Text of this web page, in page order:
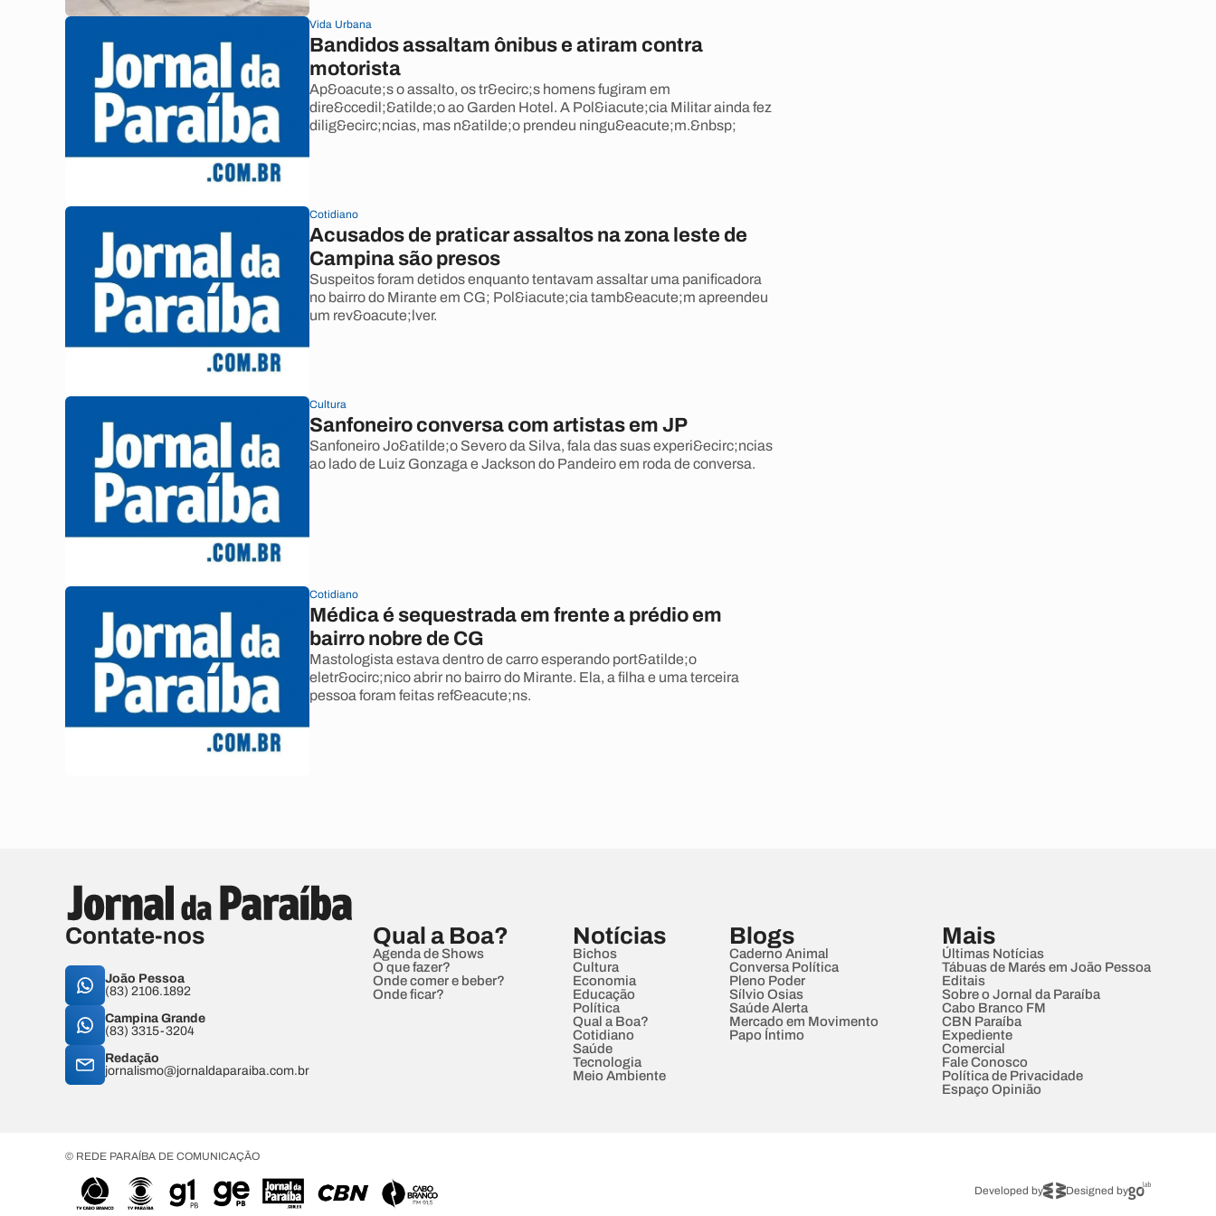
Vida Urbana
Bandidos assaltam ônibus e atiram contra
motorista
Ap&oacute;s o assalto, os tr&ecirc;s homens fugiram em
dire&ccedil;&atilde;o ao Garden Hotel. A Pol&iacute;cia Militar ainda fez
dilig&ecirc;ncias, mas n&atilde;o prendeu ningu&eacute;m.&nbsp;
Cotidiano
Acusados de praticar assaltos na zona leste de
Campina são presos
Suspeitos foram detidos enquanto tentavam assaltar uma panificadora
no bairro do Mirante em CG; Pol&iacute;cia tamb&eacute;m apreendeu
um rev&oacute;lver.
Cultura
Sanfoneiro conversa com artistas em JP
Sanfoneiro Jo&atilde;o Severo da Silva, fala das suas experi&ecirc;ncias
ao lado de Luiz Gonzaga e Jackson do Pandeiro em roda de conversa.
Cotidiano
Médica é sequestrada em frente a prédio em
bairro nobre de CG
Mastologista estava dentro de carro esperando port&atilde;o
eletr&ocirc;nico abrir no bairro do Mirante. Ela, a filha e uma terceira
pessoa foram feitas ref&eacute;ns.
Contate-nos
João Pessoa
(83) 2106.1892
Campina Grande
(83) 3315-3204
Redação
jornalismo@jornaldaparaiba.com.br
Qual a Boa?
Agenda de Shows
O que fazer?
Onde comer e beber?
Onde ficar?
Notícias
Bichos
Cultura
Economia
Educação
Política
Qual a Boa?
Cotidiano
Saúde
Tecnologia
Meio Ambiente
Blogs
Caderno Animal
Conversa Política
Pleno Poder
Sílvio Osias
Saúde Alerta
Mercado em Movimento
Papo Íntimo
Mais
Últimas Notícias
Tábuas de Marés em João Pessoa
Editais
Sobre o Jornal da Paraíba
Cabo Branco FM
CBN Paraíba
Expediente
Comercial
Fale Conosco
Política de Privacidade
Espaço Opinião
© REDE PARAÍBA DE COMUNICAÇÃO
Developed by Designed by